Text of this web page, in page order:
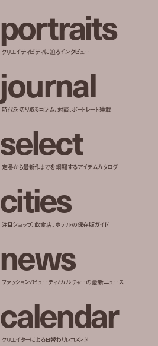
portraits
クリエイティビティに迫るインタビュー
journal
時代を切り取るコラム、対談、ポートレート連載
select
定番から最新作までを網羅するアイテムカタログ
cities
注目ショップ、飲食店、ホテルの保存版ガイド
news
ファッション/ビューティ/カルチャーの最新ニュース
calendar
クリエイターによる日替わりレコメンド